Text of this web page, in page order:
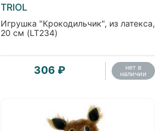
TRIOL
Игрушка "Крокодильчик", из латекса,
20 см (LT234)
306 ₽ нет в
наличии